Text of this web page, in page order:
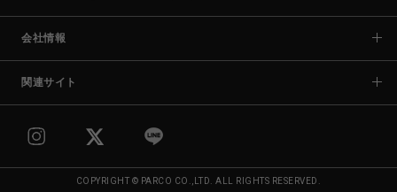
会社情報
関連サイト
COPYRIGHT © PARCO CO.,LTD. ALL RIGHTS RESERVED.